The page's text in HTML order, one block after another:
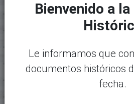
Bienvenido a
Le informamos que
documentos históricos
fecha.